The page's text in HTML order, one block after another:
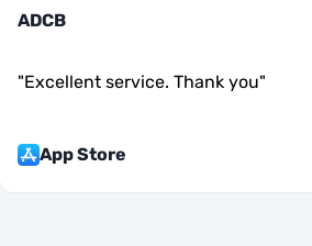
ADCB
"Excellent service. Thank you"
App Store